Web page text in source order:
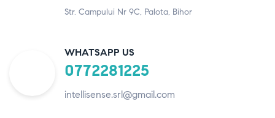
Str. Campului Nr 9C, Palota, Bihor
WHATSAPP US
0772281225
intellisense.srl@gmail.com